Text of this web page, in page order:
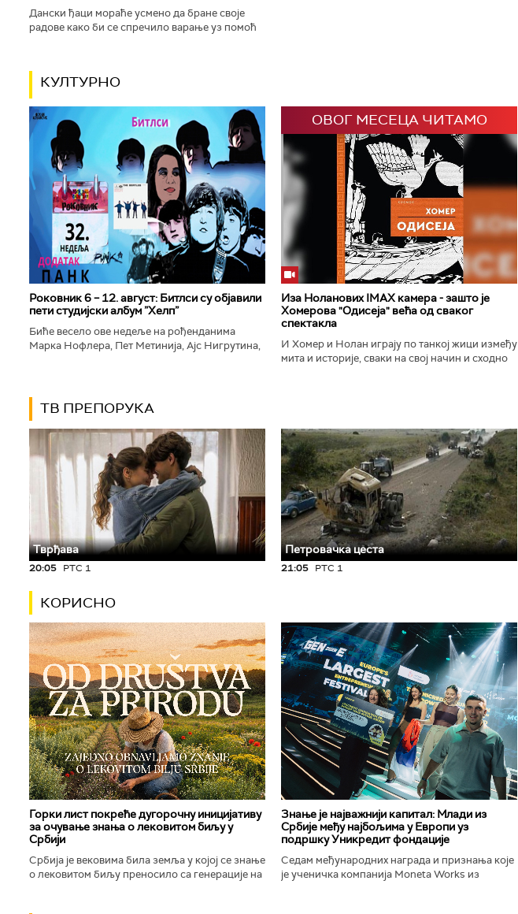
Дански ђаци мораће усмено да бране своје
радове како би се спречило варање уз помоћ
КУЛТУРНО
Роковник 6 – 12. август: Битлси су објавили
пети студијски албум ”Хелп”
Биће весело ове недеље на рођенданима
Марка Нофлера, Пет Метинија, Ајс Нигрутина,
ОВОГ МЕСЕЦА ЧИТАМО
Иза Ноланових IMAX камера - зашто је
Хомерова "Одисеја" већа од сваког
спектакла
И Хомер и Нолан играју по танкој жици између
мита и историје, сваки на свој начин и сходно
ТВ ПРЕПОРУКА
Тврђава
20:05 РТС 1
Петровачка цеста
21:05 РТС 1
КОРИСНО
Горки лист покреће дугорочну иницијативу
за очување знања о лековитом биљу у
Србији
Србија је вековима била земља у којој се знање
о лековитом биљу преносило са генерације на
Знање је најважнији капитал: Млади из
Србије међу најбољима у Европи уз
подршку Уникредит фондације
Седам међународних награда и признања које
је ученичка компанија Moneta Works из